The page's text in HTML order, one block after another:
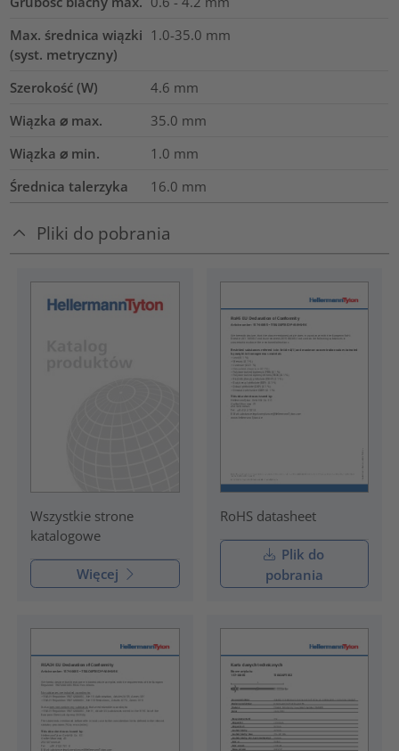
Max. średnica wiązki
(syst. metryczny)
1.0-35.0 mm
Szerokość (W) 4.6 mm
Wiązka ⌀ max.
35.0 mm
Wiązka ⌀ min.
1.0 mm
Średnica talerzyka
16.0 mm
Pliki do pobrania
Wszystkie strone
katalogowe
Więcej
RoHS datasheet
Plik do
pobrania